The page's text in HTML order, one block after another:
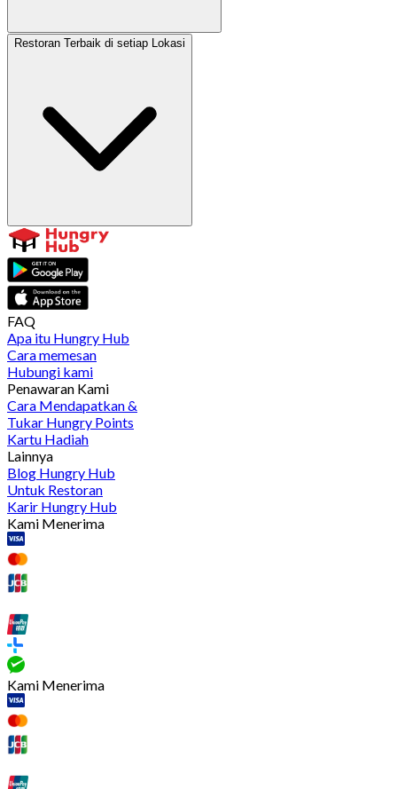
Restoran Terbaik di setiap Lokasi
FAQ
Apa itu Hungry Hub
Cara memesan
Hubungi kami
Penawaran Kami
Cara Mendapatkan &
Tukar Hungry Points
Kartu Hadiah
Lainnya
Blog Hungry Hub
Untuk Restoran
Karir Hungry Hub
Kami Menerima
Kami Menerima